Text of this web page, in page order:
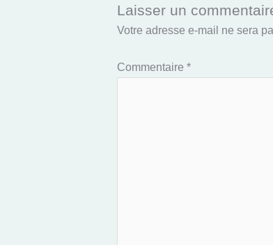
Laisser un
Votre adresse e-mail ne sera
Commentaire *